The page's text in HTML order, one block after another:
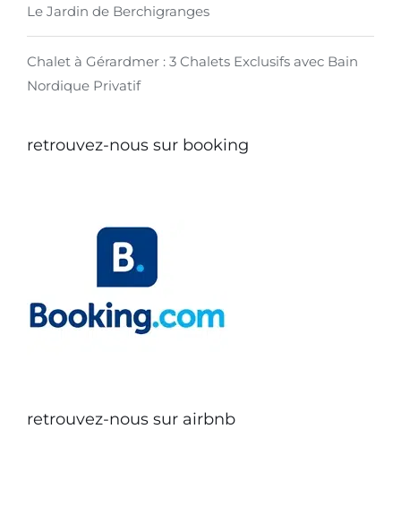
Le Jardin de Berchigranges
Chalet à Gérardmer : 3 Chalets Exclusifs avec Bain
Nordique Privatif
retrouvez-nous sur booking
retrouvez-nous sur airbnb